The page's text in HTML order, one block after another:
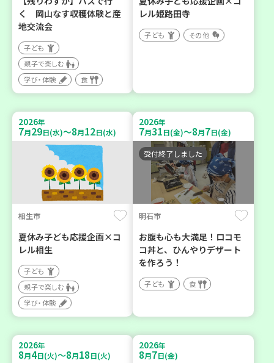
く 岡山なす収穫体験と産
地交流会
子ども
親子で楽しむ
学び・体験
食
レル姫路田寺
子ども その他
2026年
7月29日(水)～8月12日(水)
相生市
夏休み子ども応援企画×コ
レル相生
子ども
親子で楽しむ
学び・体験
2026年
7月31日(金)～8月7日(金)
受付終了しました
明石市
お腹も心も大満足！ロコモ
コ丼と、ひんやりデザート
を作ろう！
子ども 食
2026年
8月4日(火)～8月18日(火)
2026年
8月7日(金)